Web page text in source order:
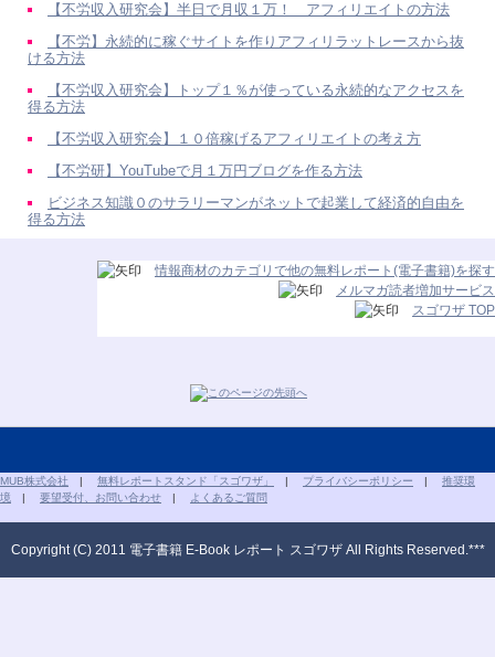
【不労収入研究会】半日で月収１万！ アフィリエイトの方法
【不労】永続的に稼ぐサイトを作りアフィリラットレースから抜
ける方法
【不労収入研究会】トップ１％が使っている永続的なアクセスを
得る方法
【不労収入研究会】１０倍稼げるアフィリエイトの考え方
【不労研】YouTubeで月１万円ブログを作る方法
ビジネス知識０のサラリーマンがネットで起業して経済的自由を
得る方法
情報商材のカテゴリで他の無料レポート(電子書籍)を探す
メルマガ読者増加サービス
スゴワザ TOP
MUB株式会社 | 無料レポートスタンド「スゴワザ」 | プライバシーポリシー | 推奨環
境 | 要望受付、お問い合わせ | よくあるご質問
Copyright (C) 2011 電子書籍 E-Book レポート スゴワザ All Rights Reserved.***